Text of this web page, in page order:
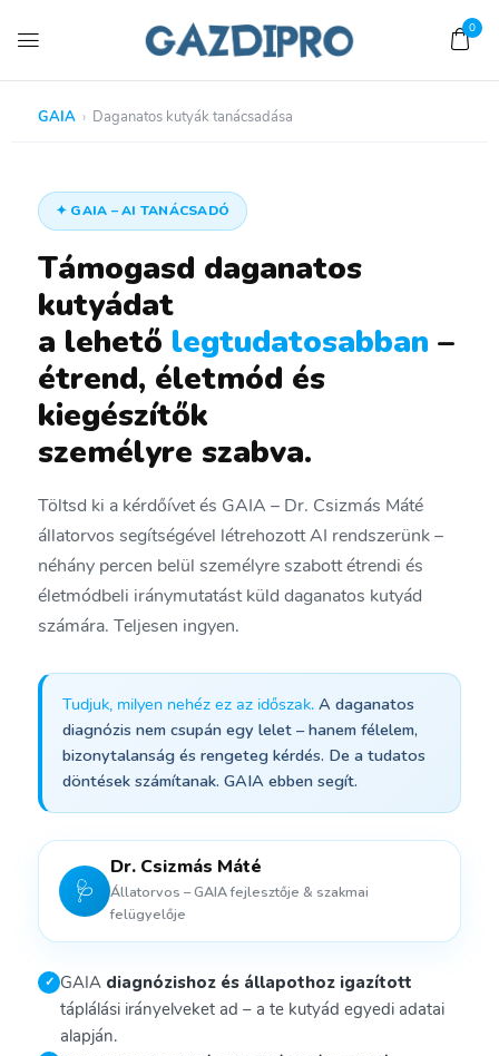
0
GAIA › Daganatos kutyák tanácsadása
✦ GAIA – AI TANÁCSADÓ
Támogasd daganatos
kutyádat
a lehető legtudatosabban –
étrend, életmód és
kiegészítők
személyre szabva.
Töltsd ki a kérdőívet és GAIA – Dr. Csizmás Máté
állatorvos segítségével létrehozott AI rendszerünk –
néhány percen belül személyre szabott étrendi és
életmódbeli iránymutatást küld daganatos kutyád
számára. Teljesen ingyen.
Tudjuk, milyen nehéz ez az időszak. A daganatos
diagnózis nem csupán egy lelet – hanem félelem,
bizonytalanság és rengeteg kérdés. De a tudatos
döntések számítanak. GAIA ebben segít.
🩺
Dr. Csizmás Máté
Állatorvos – GAIA fejlesztője & szakmai
felügyelője
✓ GAIA diagnózishoz és állapothoz igazított
táplálási irányelveket ad – a te kutyád egyedi adatai
alapján.